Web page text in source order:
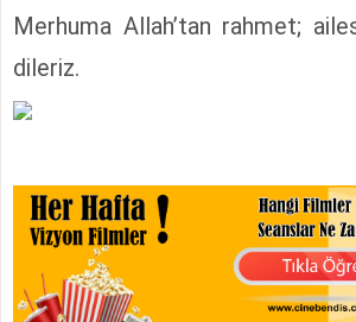
Merhuma Allah’tan rahmet;
dileriz.